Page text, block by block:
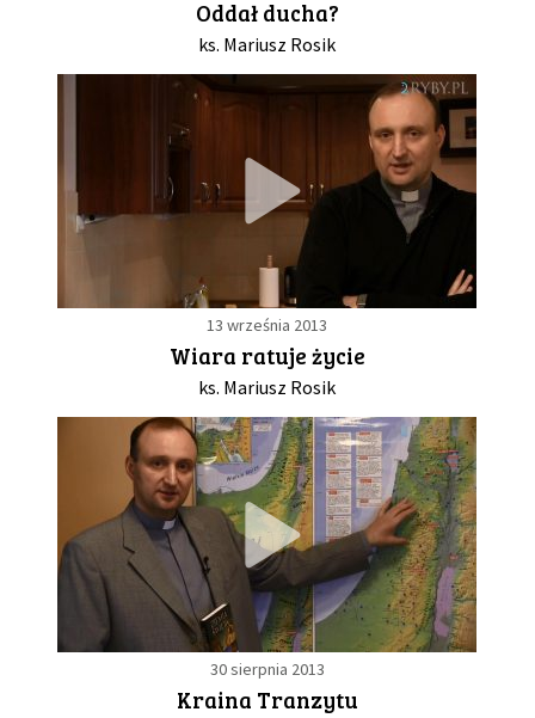
WESPRZYJ NAS
PARTNERZY
NEWSLETTER
DLA MEDIÓW
KONTAKT
Oddał ducha?
ks. Mariusz Rosik
13 września 2013
Wiara ratuje życie
ks. Mariusz Rosik
30 sierpnia 2013
Kraina Tranzytu